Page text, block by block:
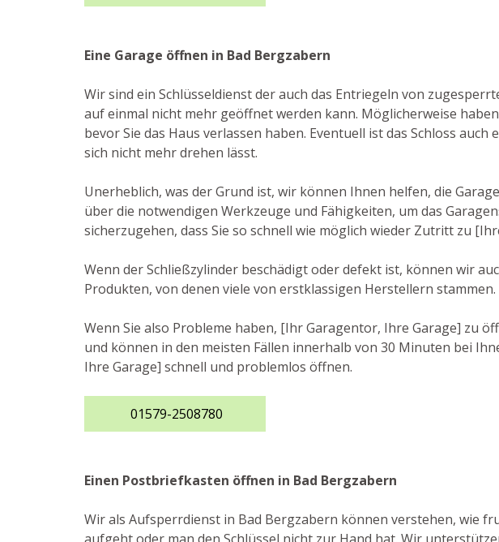
Eine Garage öffnen in Bad Bergzabern
Wir sind ein Schlüsseldienst der auch das Entriegeln von
auf einmal nicht mehr geöffnet werden kann. Möglicherweise
bevor Sie das Haus verlassen haben. Eventuell ist das Schloss
sich nicht mehr drehen lässt.
Unerheblich, was der Grund ist, wir können Ihnen helfen, die
über die notwendigen Werkzeuge und Fähigkeiten, um das
sicherzugehen, dass Sie so schnell wie möglich wieder Zutritt zu
Wenn der Schließzylinder beschädigt oder defekt ist, können wir
Produkten, von denen viele von erstklassigen Herstellern stammen.
Wenn Sie also Probleme haben, [Ihr Garagentor, Ihre Garage] zu
und können in den meisten Fällen innerhalb von 30 Minuten bei
Ihre Garage] schnell und problemlos öffnen.
01579-2508780
Einen Postbriefkasten öffnen in Bad Bergzabern
Wir als Aufsperrdienst in Bad Bergzabern können verstehen, wie